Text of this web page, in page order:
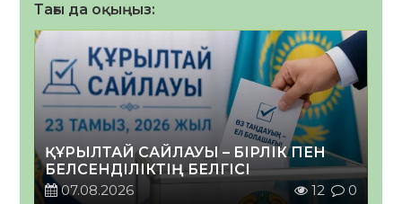
Тағы да оқыңыз:
ҚҰРЫЛТАЙ САЙЛАУЫ – БІРЛІК ПЕН
БЕЛСЕНДІЛІКТІҢ БЕЛГІСІ
07.08.2026
12 0